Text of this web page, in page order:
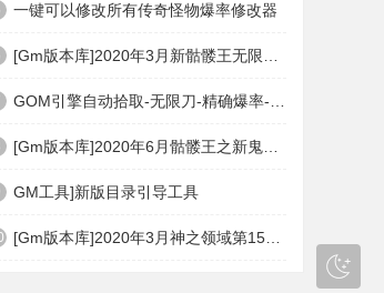
一键可以修改所有传奇怪物爆率修改器
GM工具]新版目录引导工具